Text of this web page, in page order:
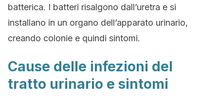
batterica. I batteri risalgono dall’uretra e si
installano in un organo dell’apparato urinario,
creando colonie e quindi sintomi.
Cause delle infezioni del
tratto urinario e sintomi